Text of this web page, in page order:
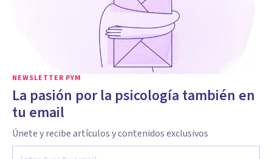
NEWSLETTER PYM
La pasión por la psicología también en
tu email
Únete y recibe artículos y contenidos exclusivos